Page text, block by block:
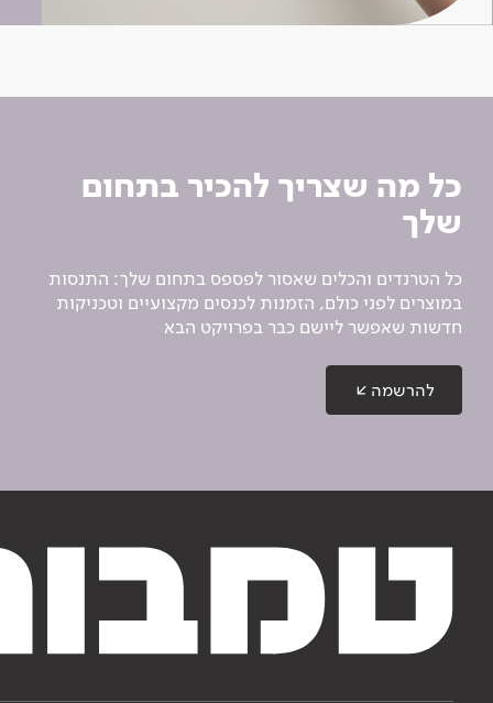
כל מה שצריך להכיר בתחום
שלך
כל הטרנדים והכלים שאסור לפספס בתחום שלך: התנסות
במוצרים לפני כולם, הזמנות לכנסים מקצועיים וטכניקות
חדשות שאפשר ליישם כבר בפרויקט הבא
להרשמה